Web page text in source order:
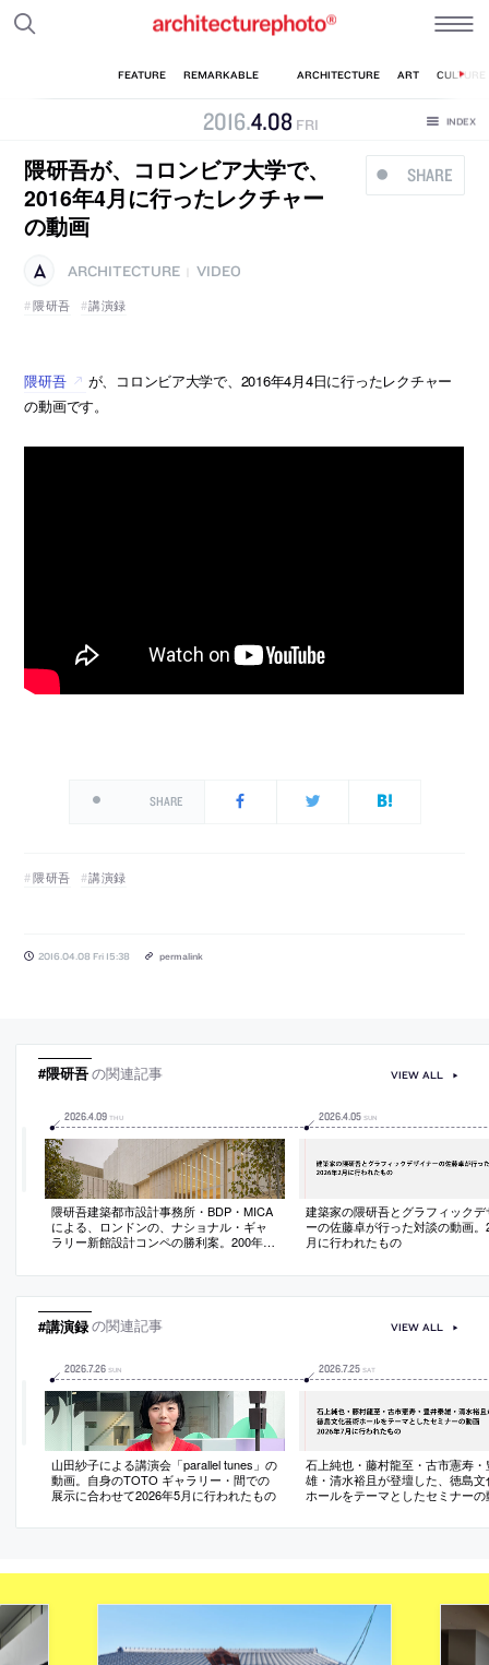
2016.4.08 FRI
SHARE
隈研吾が、コロンビア大学で、
2016年4月に行ったレクチャー
の動画
ARCHITECTURE
VIDEO
隈研吾
講演録
隈研吾
が、コロンビア大学で、2016年4月4日に行ったレクチャー
の動画です。
SHARE
隈研吾 講演録
2016.04.08 Fri 15:38 permalink
#隈研吾の関連記事
2026.4.09 THU
隈研吾建築都市設計事務所・BDP・MICA
による、ロンドンの、ナショナル・ギャ
ラリー新館設計コンペの勝利案。200年以
市の重要な二つの広場の間にある敷地に
間を備えた建築を提案
2026.4.05 SUN
建築家の隈研吾とグラフィックデ
ーの佐藤卓が行った対談の動画。
月に行われたもの
VIEW ALL
#講演録の関連記事
2026.7.26 SUN
山田紗子による講演会「parallel tunes」の
動画。自身のTOTO ギャラリー・間での
展示に合わせて2026年5月に行われたもの
2026.7.25 SAT
石上純也・藤村龍至・古市憲寿・
雄・清水裕且が登壇した、徳島文
ホールをテーマとしたセミナーの
VIEW ALL